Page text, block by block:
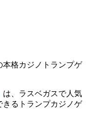
本格カジノトランプゲ
は、ラスベガスで人気
るトランプカジノゲ